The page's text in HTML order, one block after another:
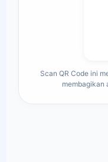
Scan QR Code ini
membagikan